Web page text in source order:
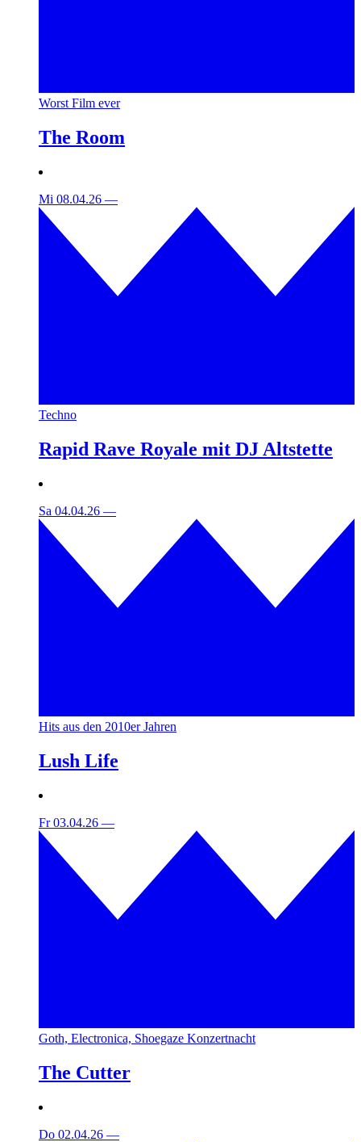
Worst Film ever
The Room
Mi 08.04.26 —
Techno
Rapid Rave Royale mit DJ Altstette
Sa 04.04.26 —
Hits aus den 2010er Jahren
Lush Life
Fr 03.04.26 —
Goth, Electronica, Shoegaze Konzertnacht
The Cutter
Do 02.04.26 —